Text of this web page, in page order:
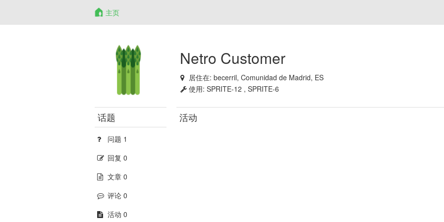
主页
Netro Customer
居住在:becerril, Comunidad de Madrid, ES
使用:SPRITE-12 , SPRITE-6
话题
问题 1
回复 0
文章 0
评论 0
活动 0
活动